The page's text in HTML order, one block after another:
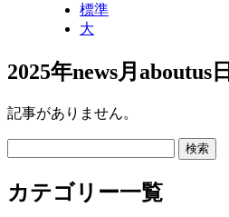
標準
大
2025年news月aboutus日
記事がありません。
カテゴリー一覧